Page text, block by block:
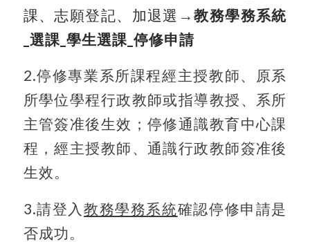
課、志願登記、加退選 → 教務學務系統
_選課_學生選課_停修申請
2.停修專業系所課程經主授教師、原系
所學位學程行政教師或指導教授、系所
主管簽准後生效；停修通識教育中心課
程，經主授教師、通識行政教師簽准後
生效。
3.請登入教務學務系統確認停修申請是
否成功。